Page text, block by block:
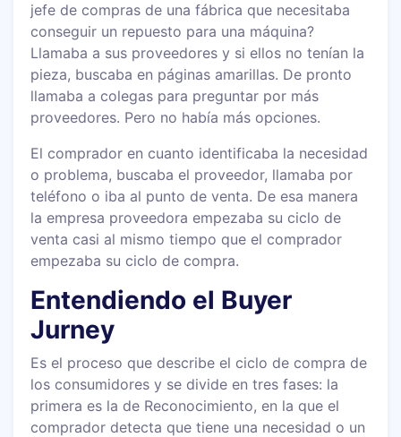
jefe de compras de una fábrica que necesitaba
conseguir un repuesto para una máquina?
Llamaba a sus proveedores y si ellos no tenían la
pieza, buscaba en páginas amarillas. De pronto
llamaba a colegas para preguntar por más
proveedores. Pero no había más opciones.
El comprador en cuanto identificaba la necesidad
o problema, buscaba el proveedor, llamaba por
teléfono o iba al punto de venta. De esa manera
la empresa proveedora empezaba su ciclo de
venta casi al mismo tiempo que el comprador
empezaba su ciclo de compra.
Entendiendo el Buyer
Jurney
Es el proceso que describe el ciclo de compra de
los consumidores y se divide en tres fases: la
primera es la de Reconocimiento, en la que el
comprador detecta que tiene una necesidad o un